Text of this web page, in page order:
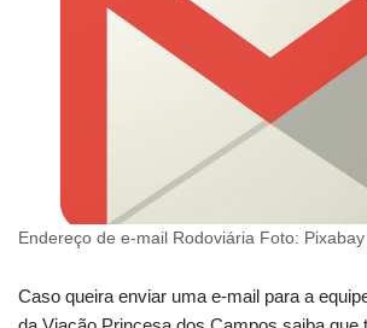
Endereço de e-mail Rodoviária Foto: Pixabay
Caso queira enviar uma e-mail para a